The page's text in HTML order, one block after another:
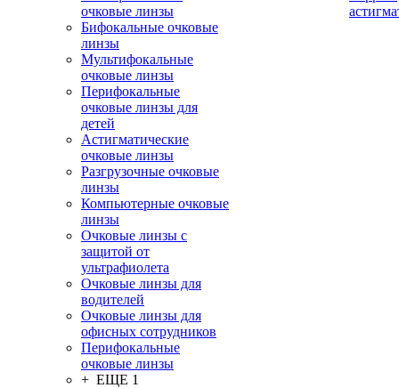
очковые линзы
Бифокальные очковые
линзы
Мультифокальные
очковые линзы
Перифокальные
очковые линзы для
детей
Астигматические
очковые линзы
Разгрузочные очковые
линзы
Компьютерные очковые
линзы
Очковые линзы с
защитой от
ультрафиолета
Очковые линзы для
водителей
Очковые линзы для
офисных сотрудников
Перифокальные
очковые линзы
+ ЕЩЕ 1